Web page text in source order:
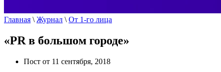
Главная \ Журнал \ От 1-го лица
«PR в большом городе»
Пост от 11 сентября, 2018